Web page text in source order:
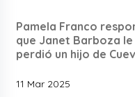
Pamela Franco
que Janet Barboza
perdió un hijo de
11 Mar 2025